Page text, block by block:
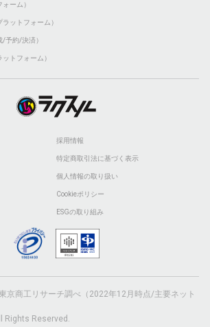
ーム）
ットフォーム）
予約/決済）
トフォーム）
採用情報
特定商取引法に基づく表示
個人情報の取り扱い
Cookieポリシー
ESGの取り組み
京商工リサーチ調べ（2022年12月時点/主要ネット
Rights Reserved.